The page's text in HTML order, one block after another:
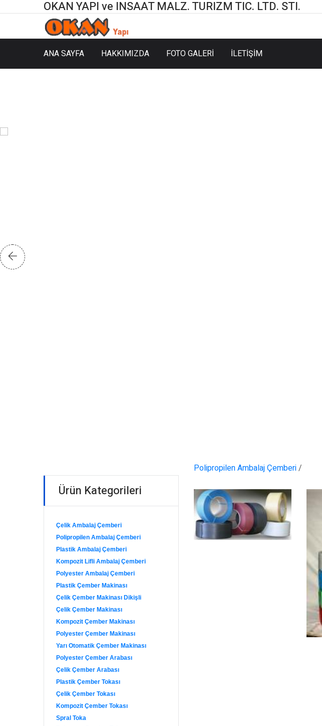
OKAN YAPI ve INSAAT MALZ. TURIZM TIC. LTD. STI.
ANA SAYFA HAKKIMIZDA FOTO GALERİ İLETİŞİM
Ürün Kategorileri
Çelik Ambalaj Çemberi
Polipropilen Ambalaj Çemberi
Plastik Ambalaj Çemberi
Kompozit Lifli Ambalaj Çemberi
Polyester Ambalaj Çemberi
Plastik Çember Makinası
Çelik Çember Makinası Dikişli
Çelik Çember Makinası
Kompozit Çember Makinası
Polyester Çember Makinası
Yarı Otomatik Çember Makinası
Polyester Çember Arabası
Çelik Çember Arabası
Plastik Çember Tokası
Çelik Çember Tokası
Kompozit Çember Tokası
Spral Toka
Polipropilen Ambalaj Çemberi/